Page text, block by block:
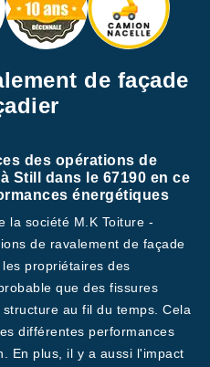
de façade
des opérations de
Still dans le 67190 en ce
énergétiques
la société M.K Toiture -
de ravalement de façade
propriétaires des
que des fissures
au fil du temps. Cela
différentes performances
En plus, il y a aussi l'impact